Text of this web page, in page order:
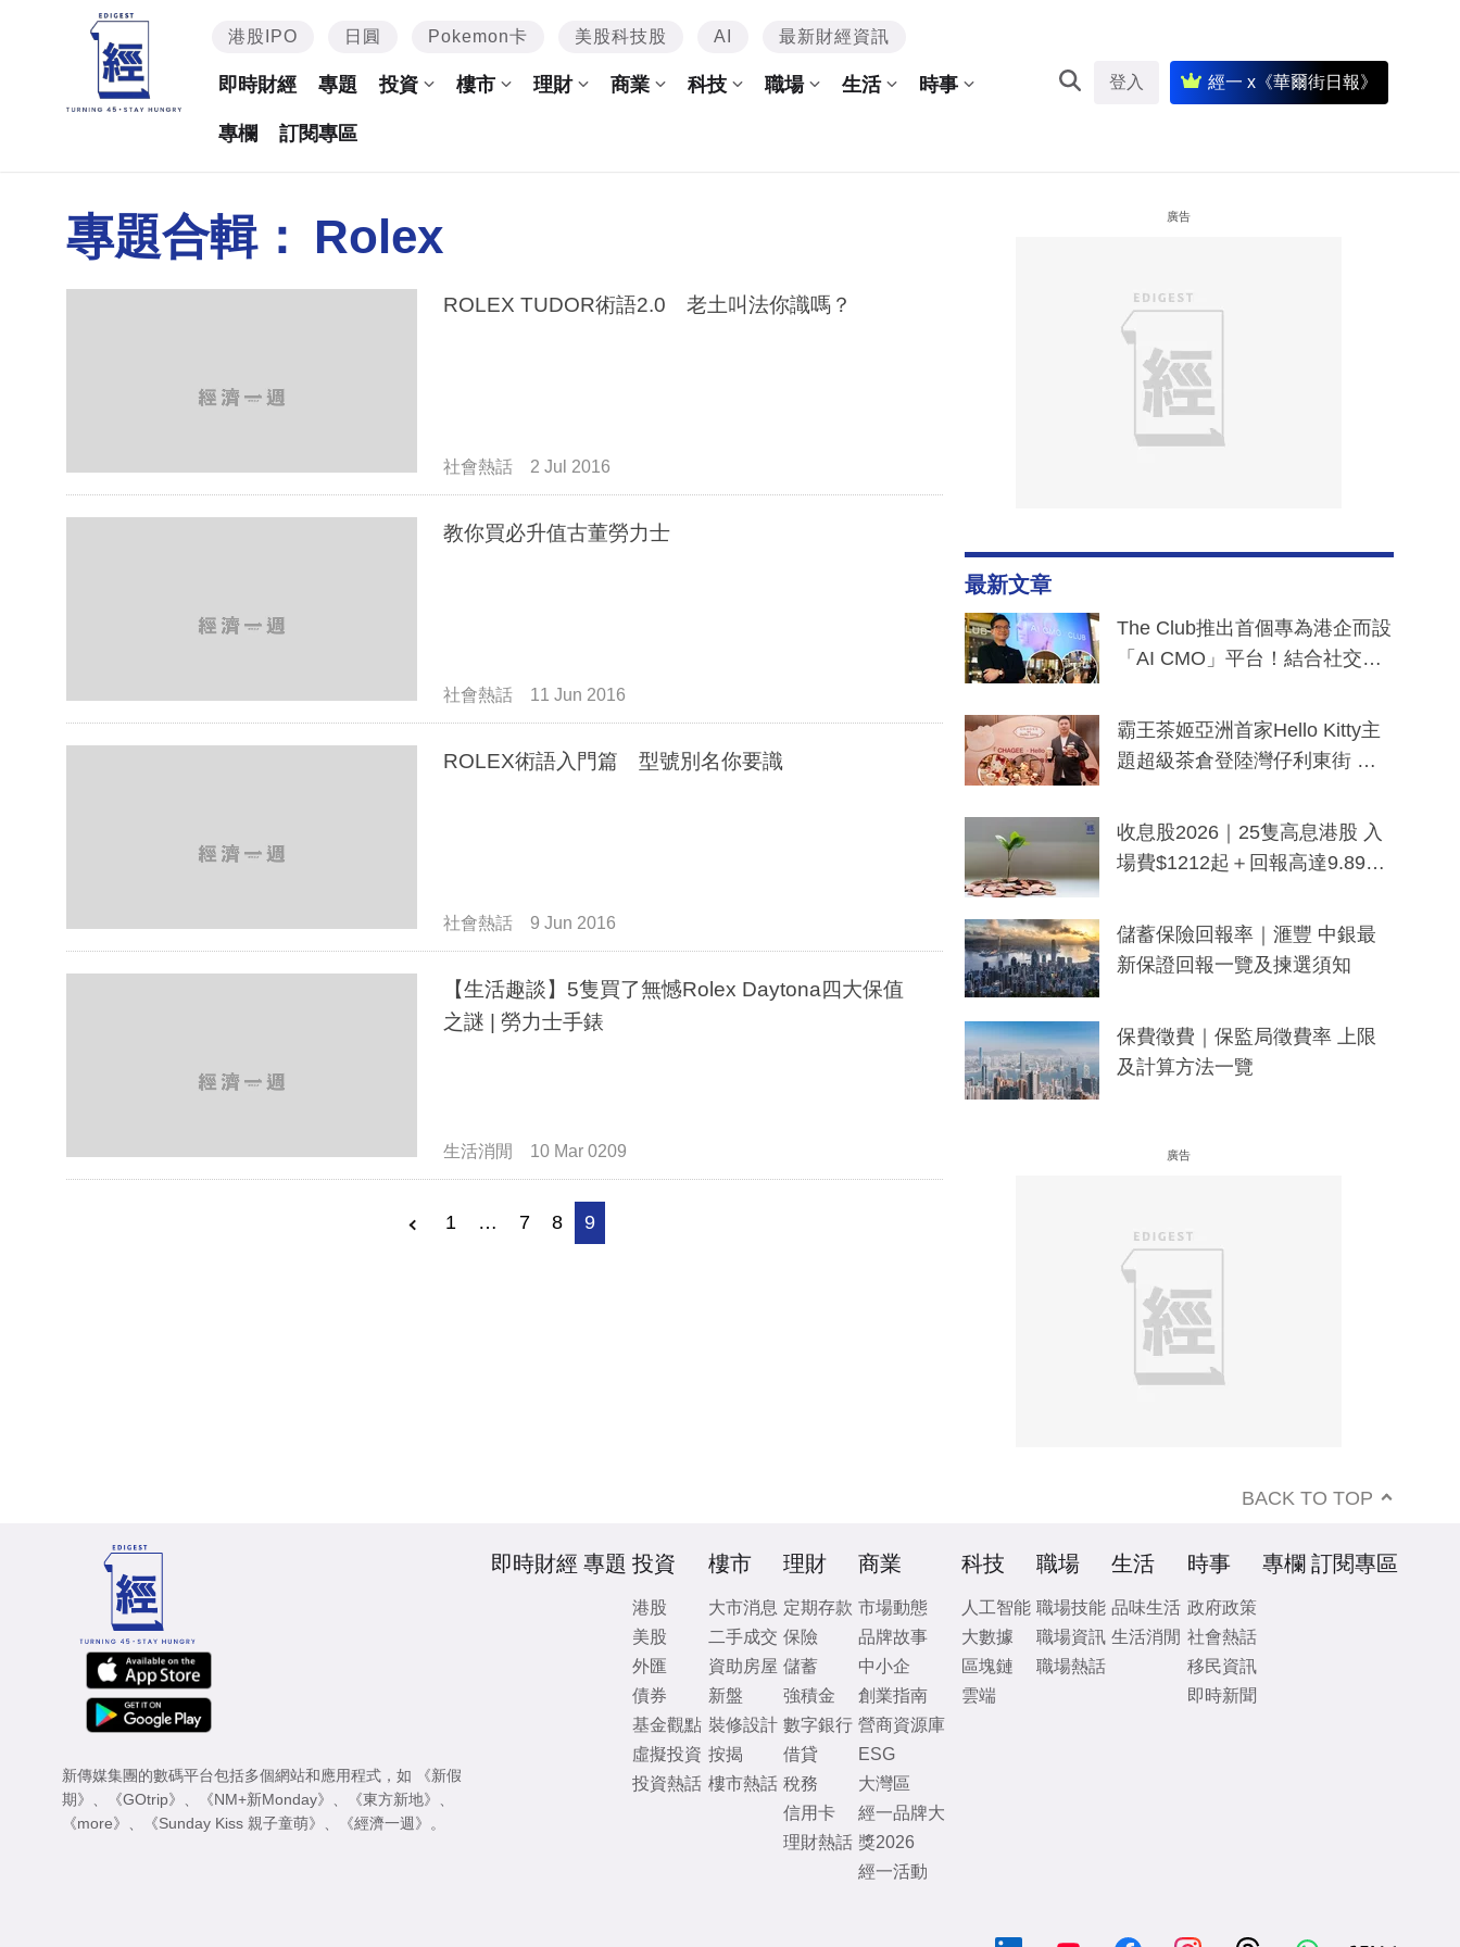
港股IPO 日圓 Pokemon卡 美股科技股 AI 最新財經資訊
即時財經 專題 投資 樓市 理財 商業 科技 職場 生活 時事
專欄 訂閱專區
登入 經一 x《華爾街日報》
專題合輯： Rolex
ROLEX TUDOR術語2.0 老土叫法你識嗎？
社會熱話 2 Jul 2016
教你買必升值古董勞力士
社會熱話 11 Jun 2016
ROLEX術語入門篇 型號別名你要識
社會熱話 9 Jun 2016
【生活趣談】5隻買了無憾Rolex Daytona四大保值
之謎 | 勞力士手錶
生活消閒 10 Mar 0209
1 … 7 8 9
廣告
最新文章
The Club推出首個專為港企而設
「AI CMO」平台！結合社交聆
分鐘生成「貼地」宣傳短片
霸王茶姬亞洲首家Hello Kitty主
題超級茶倉登陸灣仔利東街 推
y及香港限定特調系列
收息股2026｜25隻高息港股 入
場費$1212起＋回報高達9.89
儲蓄保險回報率｜滙豐 中銀最
新保證回報一覽及揀選須知
保費徵費｜保監局徵費率 上限
及計算方法一覽
廣告
BACK TO TOP
新傳媒集團的數碼平台包括多個網站和應用程式，如
《新假
期》
《GOtrip》 《NM+新Monday》 《東方新地》
《more》
《Sunday Kiss 親子童萌》 《經濟一週》 。
即時財經 專題 投資
港股
美股
外匯
債券
基金觀點
虛擬投資
投資熱話
樓市
大市消息
二手成交
資助房屋
新盤
裝修設計
按揭
樓市熱話
理財
定期存款
保險
儲蓄
強積金
數字銀行
借貸
稅務
信用卡
理財熱話
商業
市場動態
品牌故事
中小企
創業指南
營商資源庫
ESG
大灣區
經一品牌大
獎2026
經一活動
科技
人工智能
大數據
區塊鏈
雲端
職場
職場技能
職場資訊
職場熱話
生活
品味生活
生活消閒
時事
政府政策
社會熱話
移民資訊
即時新聞
專欄 訂閱專區